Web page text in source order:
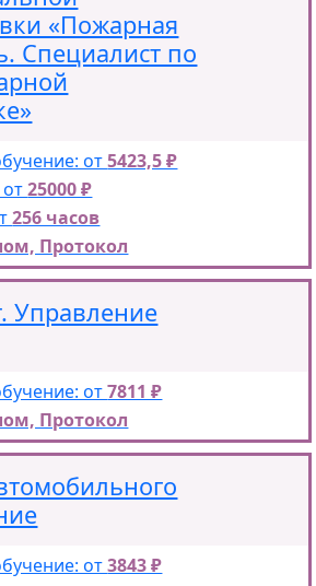
«Пожарная
Специалист по
от5423,5 ₽
от25000 ₽
256 часов
Протокол
Управление
от7811 ₽
Протокол
от3843 ₽